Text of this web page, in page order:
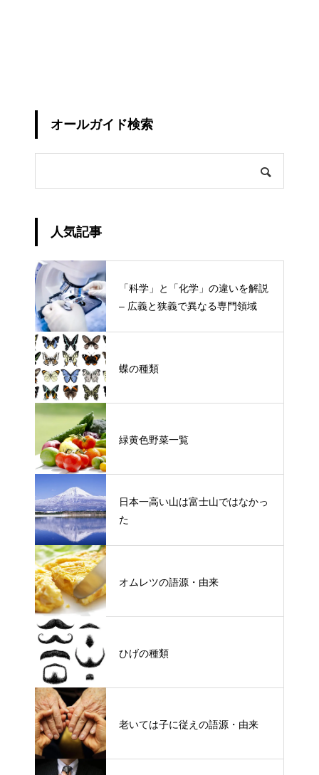
オールガイド検索
人気記事
「科学」と「化学」の違いを解説
– 広義と狭義で異なる専門領域
蝶の種類
緑黄色野菜一覧
日本一高い山は富士山ではなかっ
た
オムレツの語源・由来
ひげの種類
老いては子に従えの語源・由来